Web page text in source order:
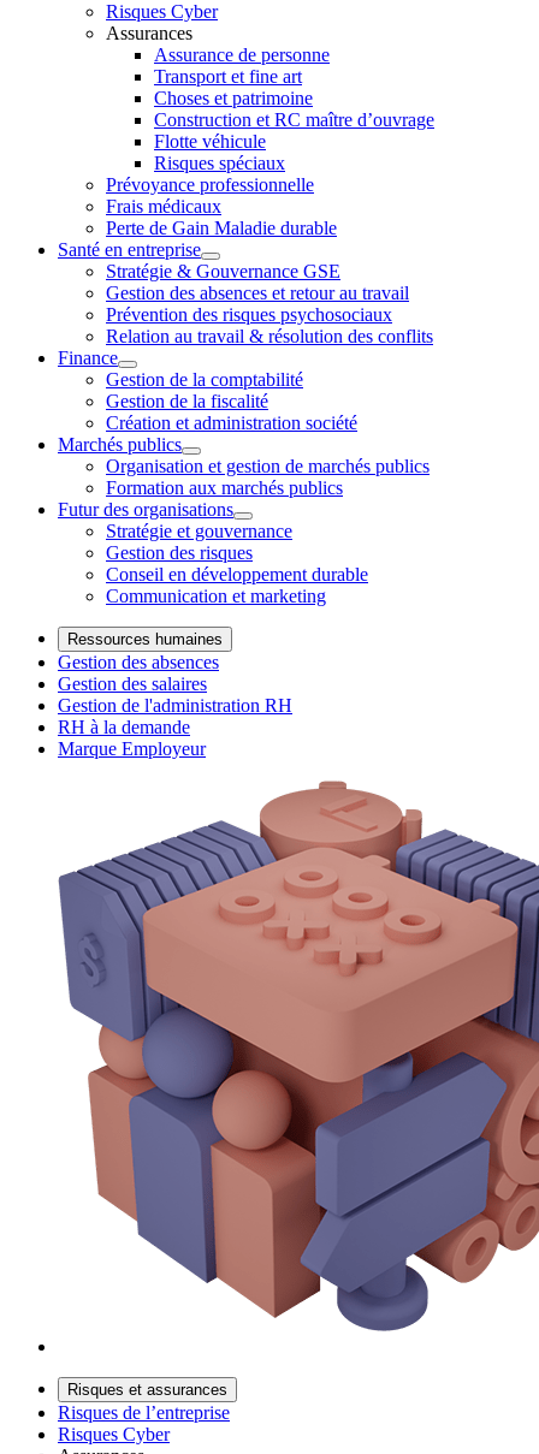
Risques Cyber
Assurances
Assurance de personne
Transport et fine art
Choses et patrimoine
Construction et RC maître d’ouvrage
Flotte véhicule
Risques spéciaux
Prévoyance professionnelle
Frais médicaux
Perte de Gain Maladie durable
Santé en entreprise
Stratégie & Gouvernance GSE
Gestion des absences et retour au travail
Prévention des risques psychosociaux
Relation au travail & résolution des conflits
Finance
Gestion de la comptabilité
Gestion de la fiscalité
Création et administration société
Marchés publics
Organisation et gestion de marchés publics
Formation aux marchés publics
Futur des organisations
Stratégie et gouvernance
Gestion des risques
Conseil en développement durable
Communication et marketing
Ressources humaines
Gestion des absences
Gestion des salaires
Gestion de l'administration RH
RH à la demande
Marque Employeur
Risques et assurances
Risques de l’entreprise
Risques Cyber